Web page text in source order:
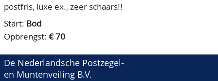
postfris, luxe ex., zeer schaars!!
Start: Bod
Opbrengst: € 70
De Nederlandsche Postzegel-
en Muntenveiling B.V.